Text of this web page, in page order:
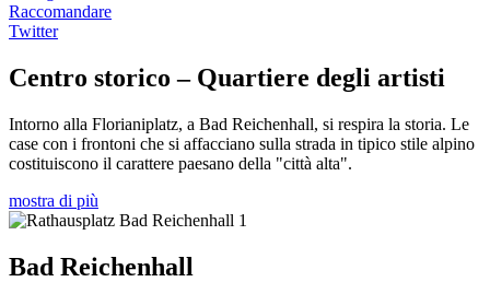
Raccomandare
Twitter
Centro storico – Quartiere degli artisti
Intorno alla Florianiplatz, a Bad Reichenhall, si respira la storia. Le
case con i frontoni che si affacciano sulla strada in tipico stile alpino
costituiscono il carattere paesano della "città alta".
mostra di più
Bad Reichenhall